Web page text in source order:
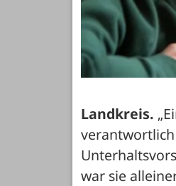
Landkreis.
verantwortlich
war sie